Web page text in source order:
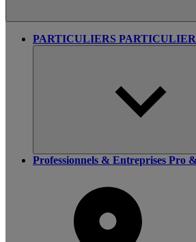
PARTICULIERS
Professionnels & Entreprises Pro